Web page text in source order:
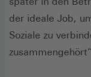
der ideale Job,
Soziale zu